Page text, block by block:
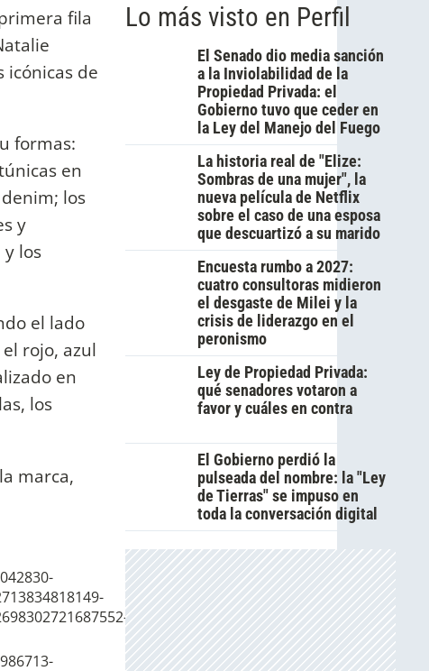
fila
icónicas de
formas:
en
los
y
los
el lado
rojo, azul
en
los
marca,
Lo más visto en Perfil
El Senado dio media sanción
a la Inviolabilidad de la
Propiedad Privada: el
Gobierno tuvo que ceder en
la Ley del Manejo del Fuego
La historia real de "Elize:
Sombras de una mujer", la
nueva película de Netflix
sobre el caso de una esposa
que descuartizó a su marido
Encuesta rumbo a 2027:
cuatro consultoras midieron
el desgaste de Milei y la
crisis de liderazgo en el
peronismo
Ley de Propiedad Privada:
qué senadores votaron a
favor y cuáles en contra
El Gobierno perdió la
pulseada del nombre: la "Ley
de Tierras" se impuso en
toda la conversación digital